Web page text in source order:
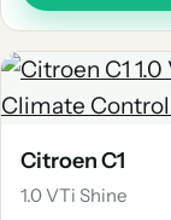
Citroen C1
1.0 VTi Shine